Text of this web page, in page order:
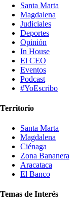
Santa Marta
Magdalena
Judiciales
Deportes
Opinión
In House
El CEO
Eventos
Podcast
#YoEscribo
Territorio
Santa Marta
Magdalena
Ciénaga
Zona Bananera
Aracataca
El Banco
Temas de Interés